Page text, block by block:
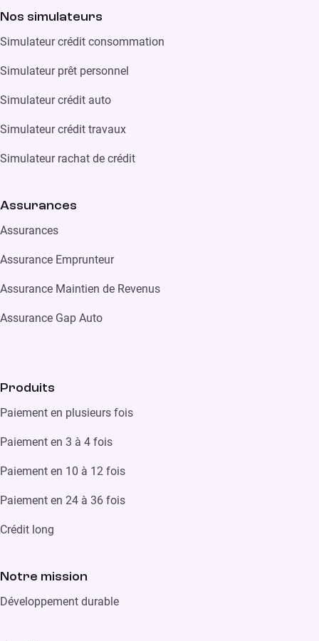
Nos simulateurs
Simulateur crédit consommation
Simulateur prêt personnel
Simulateur crédit auto
Simulateur crédit travaux
Simulateur rachat de crédit
Assurances
Assurances
Assurance Emprunteur
Assurance Maintien de Revenus
Assurance Gap Auto
Produits
Paiement en plusieurs fois
Paiement en 3 à 4 fois
Paiement en 10 à 12 fois
Paiement en 24 à 36 fois
Crédit long
Notre mission
Développement durable